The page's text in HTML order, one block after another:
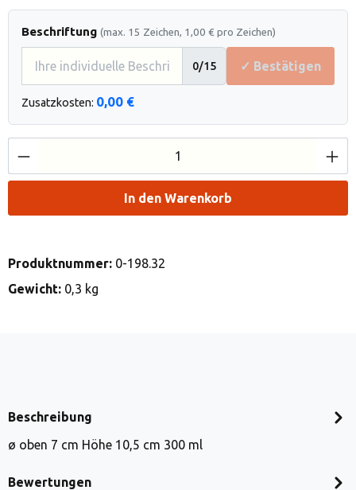
Beschriftung (max. 15 Zeichen, 1,00 € pro Zeichen)
0/15 ✓ Bestätigen
Zusatzkosten: 0,00 €
Produkt Anzahl: Gib den gewünschten
In den Warenkorb
Produktnummer: 0-198.32
Gewicht: 0,3 kg
Beschreibung
ø oben 7 cm Höhe 10,5 cm 300 ml
Bewertungen